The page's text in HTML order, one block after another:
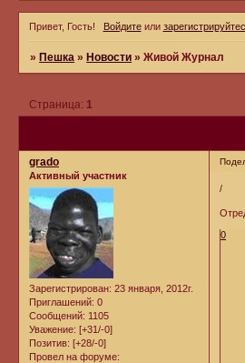
Привет, Гость! Войдитеили
» Пешка » Новости »Живой Журнал
Страница: 1
grado
Активный участник
Зарегистрирован: 23 января, 2012г.
Приглашений: 0
Сообщений: 1105
Уважение: [+31/-0]
Позитив: [+28/-0]
Провел на форуме:
/
0